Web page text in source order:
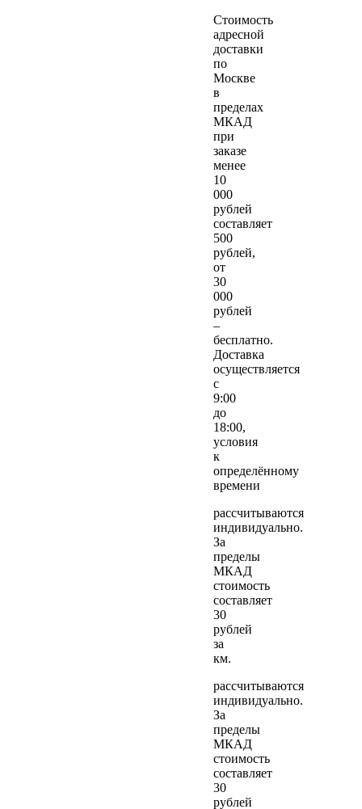
Стоимость
адресной
доставки
по
Москве
в
пределах
МКАД
при
заказе
менее
10
000
рублей
составляет
500
рублей,
от
30
000
рублей
–
бесплатно.
Доставка
осуществляется
с
9:00
до
18:00,
условия
к
определённому
времени
рассчитываются
индивидуально.
За
пределы
МКАД
стоимость
составляет
30
рублей
за
км.
рассчитываются
индивидуально.
За
пределы
МКАД
стоимость
составляет
30
рублей